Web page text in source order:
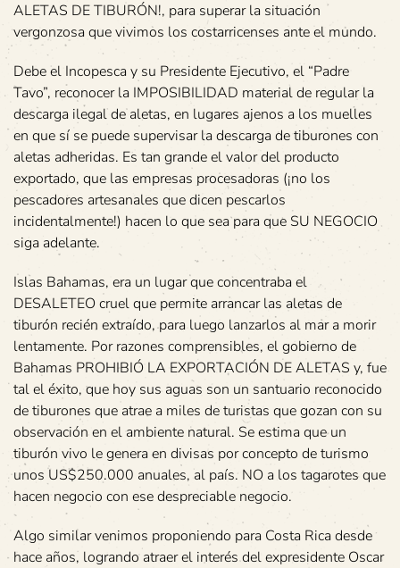
ALETAS DE TIBURÓN!, para superar la situación
vergonzosa que vivimos los costarricenses ante el mundo.
Debe el Incopesca y su Presidente Ejecutivo, el “Padre
Tavo”, reconocer la IMPOSIBILIDAD material de regular la
descarga ilegal de aletas, en lugares ajenos a los muelles
en que sí se puede supervisar la descarga de tiburones con
aletas adheridas. Es tan grande el valor del producto
exportado, que las empresas procesadoras (¡no los
pescadores artesanales que dicen pescarlos
incidentalmente!) hacen lo que sea para que SU NEGOCIO
siga adelante.
Islas Bahamas, era un lugar que concentraba el
DESALETEO cruel que permite arrancar las aletas de
tiburón recién extraído, para luego lanzarlos al mar a morir
lentamente. Por razones comprensibles, el gobierno de
Bahamas PROHIBIÓ LA EXPORTACIÓN DE ALETAS y, fue
tal el éxito, que hoy sus aguas son un santuario reconocido
de tiburones que atrae a miles de turistas que gozan con su
observación en el ambiente natural. Se estima que un
tiburón vivo le genera en divisas por concepto de turismo
unos US$250.000 anuales, al país. NO a los tagarotes que
hacen negocio con ese despreciable negocio.
Algo similar venimos proponiendo para Costa Rica desde
hace años, logrando atraer el interés del expresidente Oscar